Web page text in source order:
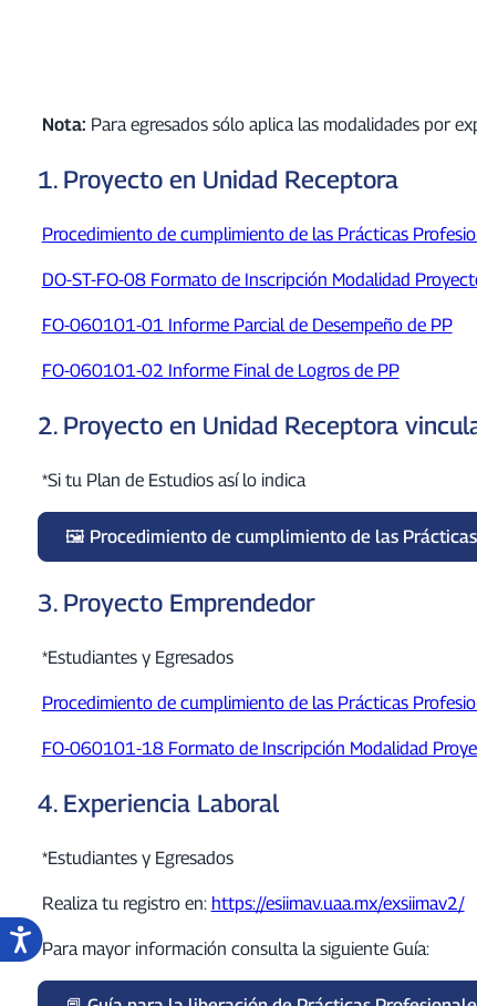
Nota: Para egresados sólo aplica las modalidades por
1. Proyecto en Unidad Receptora
Procedimiento de cumplimiento de las Prácticas
DO-ST-FO-08 Formato de Inscripción Modalidad
FO-060101-01 Informe Parcial de Desempeño de PP
FO-060101-02 Informe Final de Logros de PP
2. Proyecto en Unidad Receptora
*Si tu Plan de Estudios así lo indica
Procedimiento de cumplimiento de las
3. Proyecto Emprendedor
*Estudiantes y Egresados
Procedimiento de cumplimiento de las Prácticas
FO-060101-18 Formato de Inscripción Modalidad
4. Experiencia Laboral
*Estudiantes y Egresados
Realiza tu registro en: https://esiimav.uaa.mx/exsiimav2/
Para mayor información consulta la siguiente Guía: